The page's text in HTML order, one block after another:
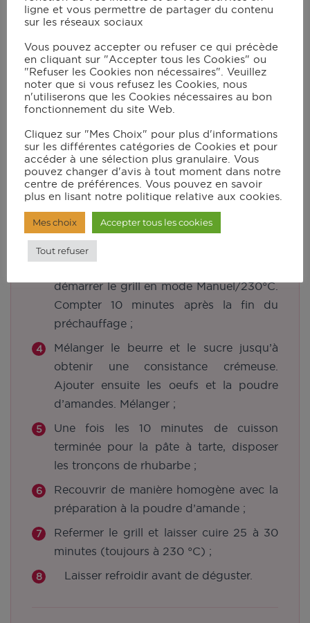
Instructions
Faire dégorger la rhubarbe coupée en
tronçons mélangée à 80g de sucre ;
Pendant ce temps, foncer la pâte sablée
dans l’accessoire plat de cuisson : si la
pâte est ronde, la placer dans le plat et
couper le surplus de pâte avec un
rouleau à pâtisserie et compléter les
rebords afin d’obtenir une pâte
rectangulaire ;
Disposer du papier de cuisson et des
démarrer le grill en mode Manuel/230°C.
Compter 10 minutes après la fin du
préchauffage ;
Mélanger le beurre et le sucre jusqu’à
obtenir une consistance crémeuse.
Ajouter ensuite les oeufs et la poudre
d’amandes. Mélanger ;
Une fois les 10 minutes de cuisson
terminée pour la pâte à tarte, disposer
les tronçons de rhubarbe ;
Recouvrir de manière homogène avec la
préparation à la poudre d’amande ;
Refermer le grill et laisser cuire 25 à 30
minutes (toujours à 230 °C) ;
Laisser refroidir avant de déguster.
ligne et vous permettre de partager du contenu
sur les réseaux sociaux
Vous pouvez accepter ou refuser ce qui précède
en cliquant sur "Accepter tous les Cookies" ou
"Refuser les Cookies non nécessaires". Veuillez
noter que si vous refusez les Cookies, nous
n'utiliserons que les Cookies nécessaires au bon
fonctionnement du site Web.
Cliquez sur "Mes Choix" pour plus d'informations
sur les différentes catégories de Cookies et pour
accéder à une sélection plus granulaire. Vous
pouvez changer d'avis à tout moment dans notre
centre de préférences. Vous pouvez en savoir
plus en lisant notre politique relative aux cookies.
Mes choix Accepter tous les cookies
Tout refuser